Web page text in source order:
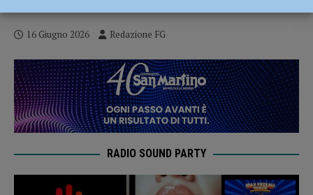
16 Giugno 2026 Redazione FG
RADIO SOUND PARTY